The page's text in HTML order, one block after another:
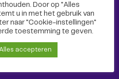
Door op "Alles
u in met het gebruik van
naar "Cookie-instellingen"
toestemming te geven.
accepteren